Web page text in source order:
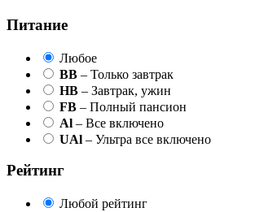
Питание
Любое
BB – Только завтрак
HB – Завтрак, ужин
FB – Полный пансион
Al – Все включено
UAl – Ультра все включено
Рейтинг
Любой рейтинг